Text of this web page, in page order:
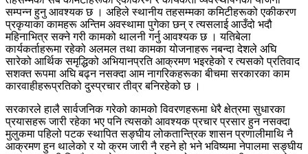
सम्पन्न हुनु आवश्यक छ । अहिले स्थानीय तहसम्मका कमिटीहरूको एकीकरण
प्रकृयाका कामहरू अन्तिम अवस्थामा पुगेका छन् र त्यसलाई आउँदो भदौ
महिनाभित्र सक्ने गरी कामको थालनी गर्नु आवश्यक छ । यतिबेला
कार्यकर्ताहरूमा रहेको अलमल तथा कामका योजनाहरू नबन्दा देशले अघि
सारेको आर्थिक समृद्धिको अभियानप्रति आक्रमण भइरहेको र त्यसको प्रतिवाद
सशक्त रूपमा अघि बढ्न नसक्दा आम नागरिकहरूका बीचमा सरकारका काम
कारवाहीहरूप्रतिको दुस्प्रचार तीव्र बनिरहेको छ ।
सरकारले हालै सार्वजनिक गरेको कामको विवरणहरूमा धेरै क्षेत्रमा सुधारका
प्रयासहरू जारी रहेका भए पनि त्यसको आवश्यक प्रचार प्रसार हुन नसक्दा
मुलुकमा पहिलो पटक स्थापित सङ्घीय लोकतान्त्रिक शासन प्रणालीमाथि नै
आक्रमण हुन थालेको र यो क्रम जारी नै रहने हो भने भविष्यमा नेपालमा सङ्घीय